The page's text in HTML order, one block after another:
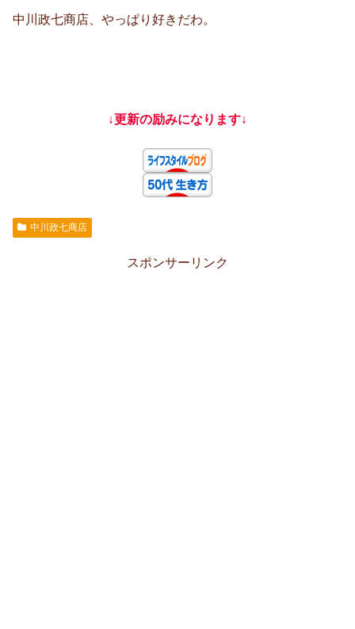
中川政七商店、やっぱり好きだわ。
↓更新の励みになります↓
中川政七商店
スポンサーリンク